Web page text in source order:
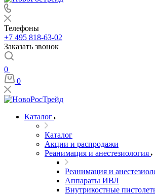
Телефоны
+7 495 818-63-02
Заказать звонок
0
0
Каталог
Каталог
Акции и распродажи
Реанимация и анестезиология
Реанимация и
Аппараты ИВЛ
Внутрикостные